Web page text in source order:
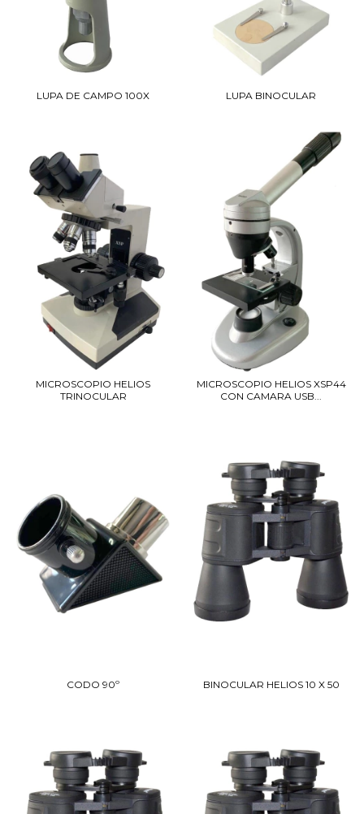
LUPA DE CAMPO 100X LUPA BINOCULAR
MICROSCOPIO HELIOS
TRINOCULAR
MICROSCOPIO HELIOS XSP44
CON CAMARA USB...
CODO 90º BINOCULAR HELIOS 10 X 50